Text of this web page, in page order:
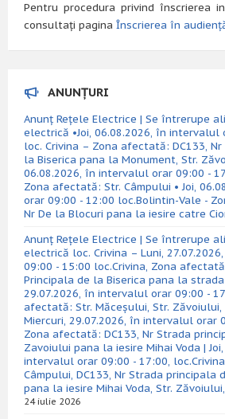
Pentru procedura privind înscrierea
consultați pagina Înscrierea în
ANUNȚURI
Anunț Rețele Electrice | Se întrerupe
electrică •Joi, 06.08.2026, în intervalul
loc. Crivina – Zona afectată: DC133,
la Biserica pana la Monument, Str.
06.08.2026, în intervalul orar 09:00 -
Zona afectată: Str. Câmpului • Joi,
orar 09:00 - 12:00 loc.Bolintin-Vale -
Nr De la Blocuri pana la iesire catre
Anunț Rețele Electrice | Se întrerupe
electrică loc. Crivina – Luni,
09:00 - 15:00 loc.Crivina, Zona
Principala de la Biserica pana la strada
29.07.2026, în intervalul orar 09:00 -
afectată: Str. Măceșului, Str. Zăvoiului,
Miercuri, 29.07.2026, în intervalul orar
Zona afectată: DC133, Nr Strada
Zavoiului pana la iesire Mihai Voda |
intervalul orar 09:00 - 17:00,
Câmpului, DC133, Nr Strada
pana la iesire Mihai Voda, Str.
24 iulie 2026